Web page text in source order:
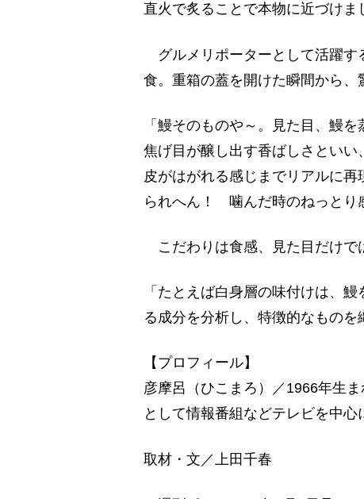
直火で炙ることで本物に近づけま
グルメリポーターとして活躍す
食。重箱の蓋を開けた瞬間から、
「鰻そのものや～。見た目、鰻
焦げ目が醸し出す香ばしさといい
皮がはがれる感じまでリアルに
られへん！ 噛んだ時のねっとり
こだわりは食感、見た目だけで
「たとえば白身層の味付けは、
る成分を分析し、特徴的なものを
【プロフィール】
彦摩呂（ひこまろ）／1966年生
として情報番組などテレビを中心
取材・文／上田千春